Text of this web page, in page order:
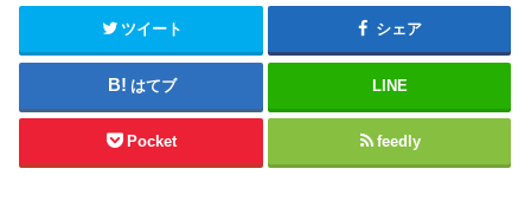
ツイート シェア
はてブ LINE
Pocket feedly